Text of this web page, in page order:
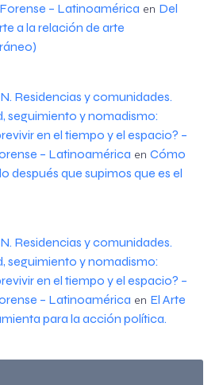
– Latinoamérica en Del
a la relación de arte
Residencias y comunidades.
seguimiento y nomadismo:
en el tiempo y el espacio? –
– Latinoamérica en Cómo
después que supimos que es el
Residencias y comunidades.
seguimiento y nomadismo:
en el tiempo y el espacio? –
– Latinoamérica en El Arte
para la acción política.